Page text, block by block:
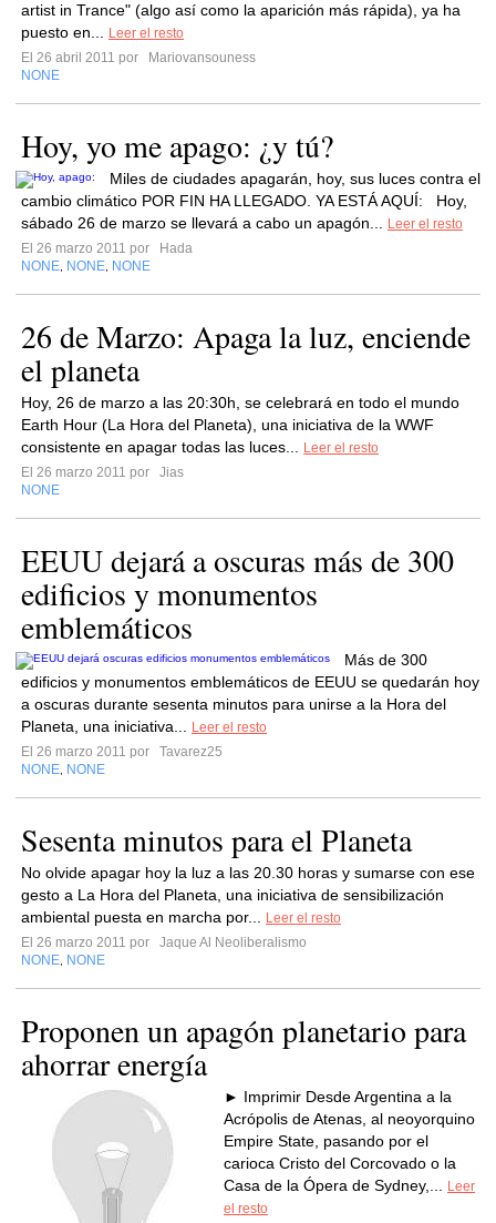
artist in Trance" (algo así como la aparición más rápida), ya ha
puesto en...
Leer el resto
El 26 abril 2011 por
Mariovansouness
NONE
Hoy, yo me apago: ¿y tú?
Miles de ciudades apagarán, hoy, sus luces contra el
cambio climático POR FIN HA LLEGADO. YA ESTÁ AQUÍ: Hoy,
sábado 26 de marzo se llevará a cabo un apagón...
Leer el resto
El 26 marzo 2011 por
Hada
NONE NONE NONE
26 de Marzo: Apaga la luz, enciende
el planeta
Hoy, 26 de marzo a las 20:30h, se celebrará en todo el mundo
Earth Hour (La Hora del Planeta), una iniciativa de la WWF
consistente en apagar todas las luces...
Leer el resto
El 26 marzo 2011 por
Jias
NONE
EEUU dejará a oscuras más de 300
edificios y monumentos
emblemáticos
Más de 300
edificios y monumentos emblemáticos de EEUU se quedarán hoy
a oscuras durante sesenta minutos para unirse a la Hora del
Planeta, una iniciativa...
Leer el resto
El 26 marzo 2011 por
Tavarez25
NONE NONE
Sesenta minutos para el Planeta
No olvide apagar hoy la luz a las 20.30 horas y sumarse con ese
gesto a La Hora del Planeta, una iniciativa de sensibilización
ambiental puesta en marcha por...
Leer el resto
El 26 marzo 2011 por
Jaque Al Neoliberalismo
NONE NONE
Proponen un apagón planetario para
ahorrar energía
► Imprimir Desde Argentina a la
Acrópolis de Atenas, al neoyorquino
Empire State, pasando por el
carioca Cristo del Corcovado o la
Casa de la Ópera de Sydney,...
Leer
el resto